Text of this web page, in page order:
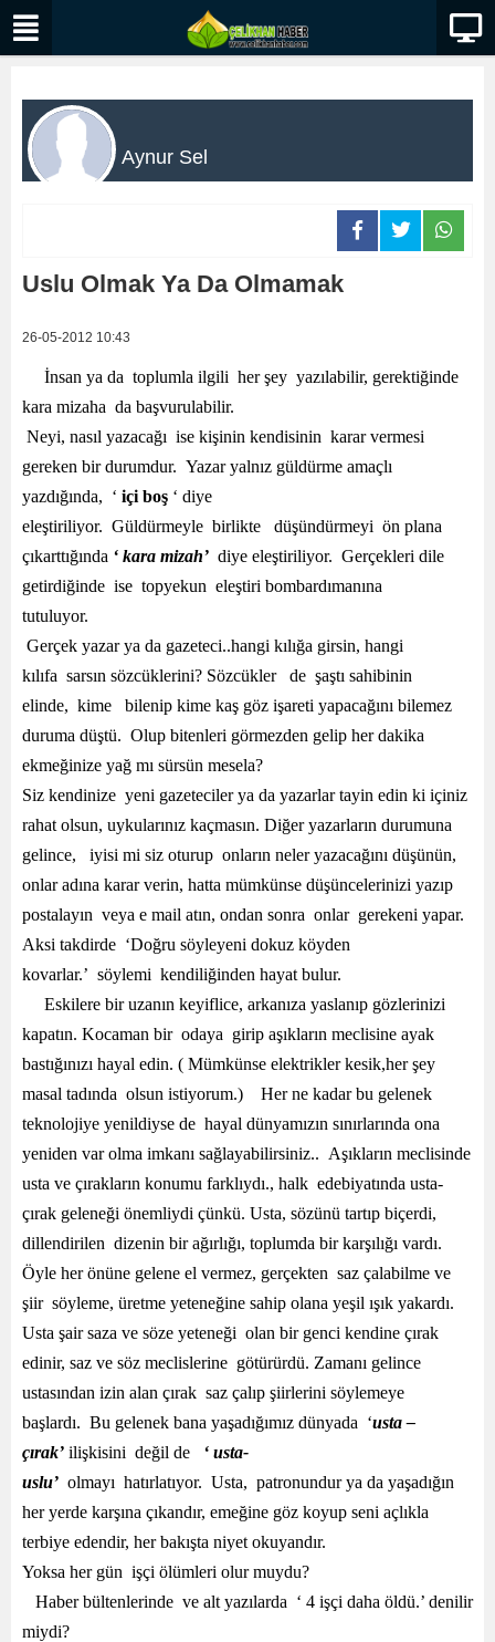
Aynur Sel
Uslu Olmak Ya Da Olmamak
26-05-2012 10:43
İnsan ya da toplumla ilgili her şey yazılabilir, gerektiğinde
kara mizaha da başvurulabilir.
Neyi, nasıl yazacağı ise kişinin kendisinin karar vermesi
gereken bir durumdur. Yazar yalnız güldürme amaçlı
yazdığında, ‘ içi boş ‘ diye
eleştiriliyor. Güldürmeyle birlikte düşündürmeyi ön plana
çıkarttığında ‘ kara mizah’ diye eleştiriliyor. Gerçekleri dile
getirdiğinde ise topyekun eleştiri bombardımanına
Gerçek yazar ya da gazeteci..hangi kılığa girsin, hangi
kılıfa sarsın sözcüklerini? Sözcükler de şaştı sahibinin
elinde, kime bilenip kime kaş göz işareti yapacağını bilemez
duruma düştü. Olup bitenleri görmezden gelip her dakika
ekmeğinize yağ mı sürsün mesela?
Siz kendinize yeni gazeteciler ya da yazarlar tayin edin ki içiniz
rahat olsun, uykularınız kaçmasın. Diğer yazarların durumuna
gelince, iyisi mi siz oturup onların neler yazacağını düşünün,
onlar adına karar verin, hatta mümkünse düşüncelerinizi yazıp
postalayın veya e mail atın, ondan sonra onlar gerekeni yapar.
Aksi takdirde ‘Doğru söyleyeni dokuz köyden
kovarlar.’ söylemi kendiliğinden hayat bulur.
Eskilere bir uzanın keyiflice, arkanıza yaslanıp gözlerinizi
kapatın. Kocaman bir odaya girip aşıkların meclisine ayak
bastığınızı hayal edin. ( Mümkünse elektrikler kesik,her şey
masal tadında olsun istiyorum.) Her ne kadar bu gelenek
teknolojiye yenildiyse de hayal dünyamızın sınırlarında ona
yeniden var olma imkanı sağlayabilirsiniz.. Aşıkların meclisinde
usta ve çırakların konumu farklıydı., halk edebiyatında usta-
çırak geleneği önemliydi çünkü. Usta, sözünü tartıp biçerdi,
dillendirilen dizenin bir ağırlığı, toplumda bir karşılığı vardı.
Öyle her önüne gelene el vermez, gerçekten saz çalabilme ve
şiir söyleme, üretme yeteneğine sahip olana yeşil ışık yakardı.
Usta şair saza ve söze yeteneği olan bir genci kendine çırak
edinir, saz ve söz meclislerine götürürdü. Zamanı gelince
ustasından izin alan çırak saz çalıp şiirlerini söylemeye
başlardı. Bu gelenek bana yaşadığımız dünyada ‘usta –
çırak’ ilişkisini değil de ‘ usta-
uslu’ olmayı hatırlatıyor. Usta, patronundur ya da yaşadığın
her yerde karşına çıkandır, emeğine göz koyup seni açlıkla
terbiye edendir, her bakışta niyet okuyandır.
Yoksa her gün işçi ölümleri olur muydu?
Haber bültenlerinde ve alt yazılarda ‘ 4 işçi daha öldü.’ denilir
miydi?